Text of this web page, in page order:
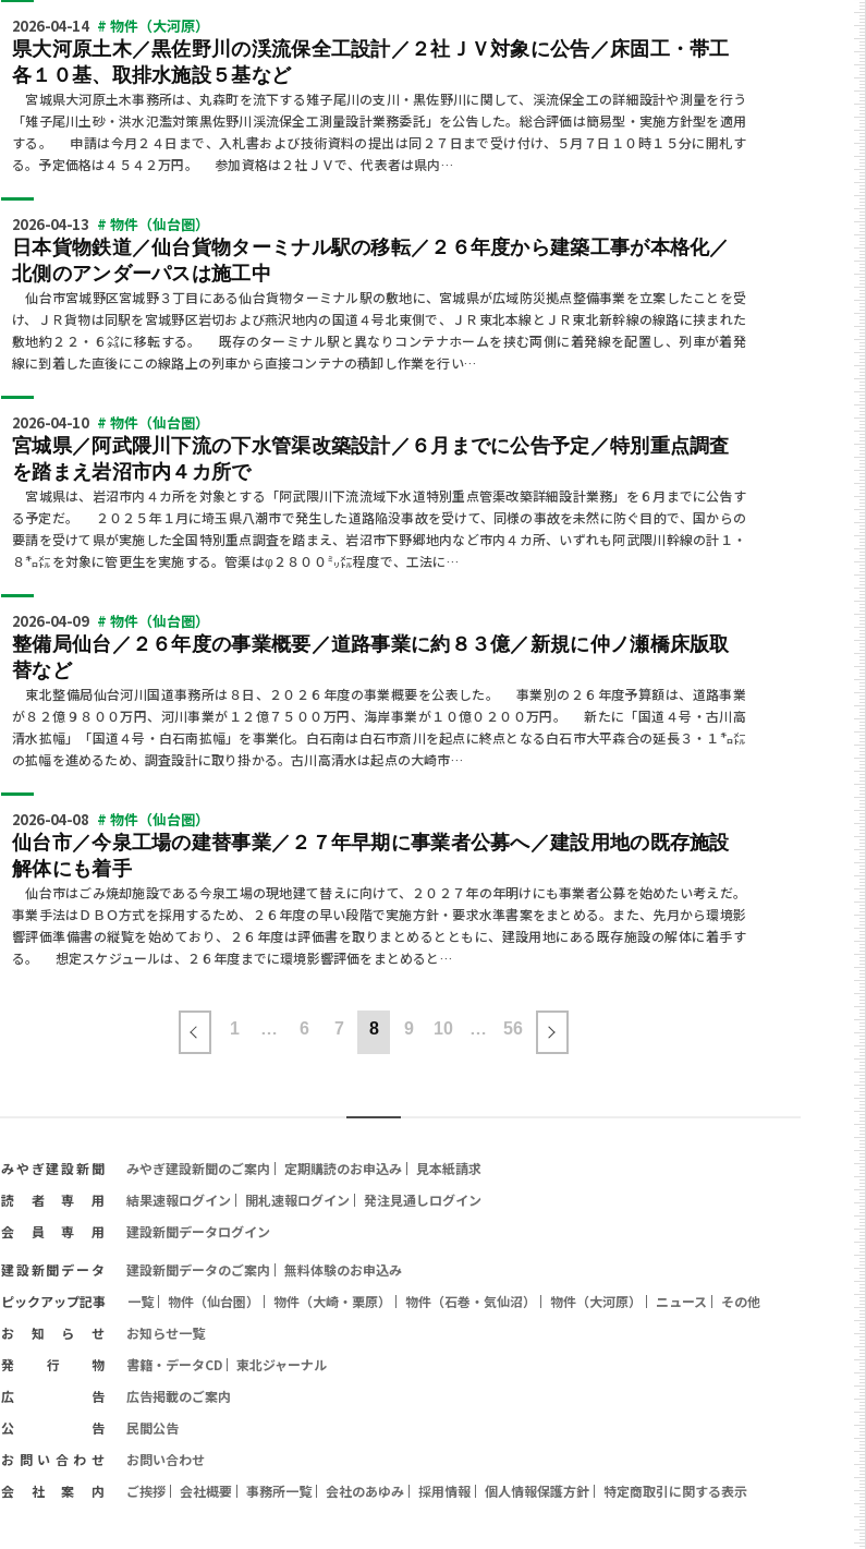
2026-04-14 # 物件（大河原）
県大河原土木／黒佐野川の渓流保全工設計／２社ＪＶ対象に公告／床固工・帯工
各１０基、取排水施設５基など
宮城県大河原土木事務所は、丸森町を流下する雉子尾川の支川・黒佐野川に関して、渓流保全工の詳細設計や測量を行う
「雉子尾川土砂・洪水氾濫対策黒佐野川渓流保全工測量設計業務委託」を公告した。総合評価は簡易型・実施方針型を適用
する。 申請は今月２４日まで、入札書および技術資料の提出は同２７日まで受け付け、５月７日１０時１５分に開札す
る。予定価格は４５４２万円。 参加資格は２社ＪＶで、代表者は県内…
2026-04-13 # 物件（仙台圏）
日本貨物鉄道／仙台貨物ターミナル駅の移転／２６年度から建築工事が本格化／
北側のアンダーパスは施工中
仙台市宮城野区宮城野３丁目にある仙台貨物ターミナル駅の敷地に、宮城県が広域防災拠点整備事業を立案したことを受
け、ＪＲ貨物は同駅を宮城野区岩切および燕沢地内の国道４号北東側で、ＪＲ東北本線とＪＲ東北新幹線の線路に挟まれた
敷地約２２・６㌶に移転する。 既存のターミナル駅と異なりコンテナホームを挟む両側に着発線を配置し、列車が着発
線に到着した直後にこの線路上の列車から直接コンテナの積卸し作業を行い…
2026-04-10 # 物件（仙台圏）
宮城県／阿武隈川下流の下水管渠改築設計／６月までに公告予定／特別重点調査
を踏まえ岩沼市内４カ所で
宮城県は、岩沼市内４カ所を対象とする「阿武隈川下流流域下水道特別重点管渠改築詳細設計業務」を６月までに公告す
る予定だ。 ２０２５年１月に埼玉県八潮市で発生した道路陥没事故を受けて、同様の事故を未然に防ぐ目的で、国からの
要請を受けて県が実施した全国特別重点調査を踏まえ、岩沼市下野郷地内など市内４カ所、いずれも阿武隈川幹線の計１・
８㌔㍍を対象に管更生を実施する。管渠はφ２８００㍉㍍程度で、工法に…
2026-04-09 # 物件（仙台圏）
整備局仙台／２６年度の事業概要／道路事業に約８３億／新規に仲ノ瀬橋床版取
替など
東北整備局仙台河川国道事務所は８日、２０２６年度の事業概要を公表した。 事業別の２６年度予算額は、道路事業
が８２億９８００万円、河川事業が１２億７５００万円、海岸事業が１０億０２００万円。 新たに「国道４号・古川高
清水拡幅」「国道４号・白石南拡幅」を事業化。白石南は白石市斎川を起点に終点となる白石市大平森合の延長３・１㌔㍍
の拡幅を進めるため、調査設計に取り掛かる。古川高清水は起点の大崎市…
2026-04-08 # 物件（仙台圏）
仙台市／今泉工場の建替事業／２７年早期に事業者公募へ／建設用地の既存施設
解体にも着手
仙台市はごみ焼却施設である今泉工場の現地建て替えに向けて、２０２７年の年明けにも事業者公募を始めたい考えだ。
事業手法はＤＢＯ方式を採用するため、２６年度の早い段階で実施方針・要求水準書案をまとめる。また、先月から環境影
響評価準備書の縦覧を始めており、２６年度は評価書を取りまとめるとともに、建設用地にある既存施設の解体に着手す
る。 想定スケジュールは、２６年度までに環境影響評価をまとめると…
1 … 6 7 8 9 10 … 56
みや ぎ建設新聞 みやぎ建設新聞のご案内 定期購読のお申込み
見本紙請求
読
者 専 用 結果速報ログイン 開札速報ログイン
発注見通しログイン
会
員 専 用 建設新聞データログイン
建設新聞デー タ 建設新聞データのご案内
無料体験のお申込み
ピックアップ記事 一覧 物件（仙台圏） 物件（大崎・栗原） 物件（石巻・気仙沼） 物件（大河原） ニュース
その他
お
知 ら せ
お知らせ一覧
発
行 物 書籍・データCD
東北ジャーナル
広
告
広告掲載のご案内
公
告
民間公告
お 問 い 合 わ せ
お問い合わせ
会
社 案 内 ご挨拶 会社概要 事務所一覧 会社のあゆみ 採用情報 個人情報保護方針 特定商取引に関する表示